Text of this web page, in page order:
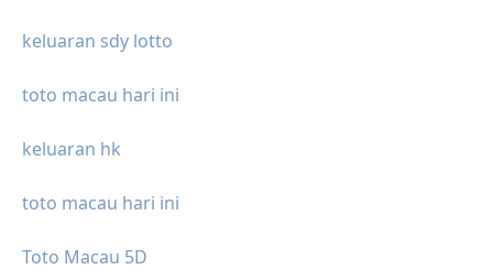
keluaran sdy lotto
toto macau hari ini
keluaran hk
toto macau hari ini
Toto Macau 5D